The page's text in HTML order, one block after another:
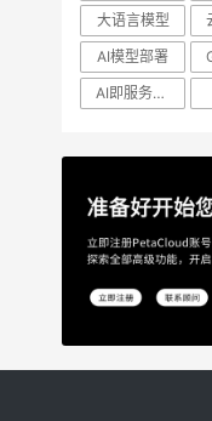
大语言模型
AI模型部署
AI即服务平台